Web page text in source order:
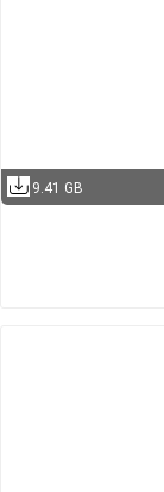
9.41 GB